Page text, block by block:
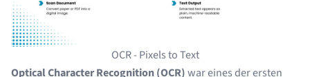
OCR - Pixels to Text
Optical Character Recognition (OCR)war eines der ersten